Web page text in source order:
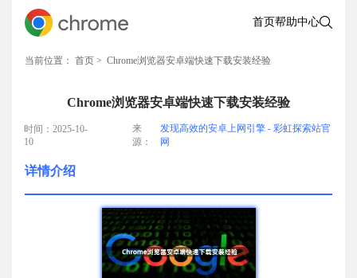
首页帮助中心
当前位置： 首页 > Chrome浏览器安卓端快速下载安装经验
Chrome浏览器安卓端快速下载安装经验
时间：2025-10-
10
来
源：
发现高效的安卓上网引擎 - 彩虹探索站官
网
详情介绍